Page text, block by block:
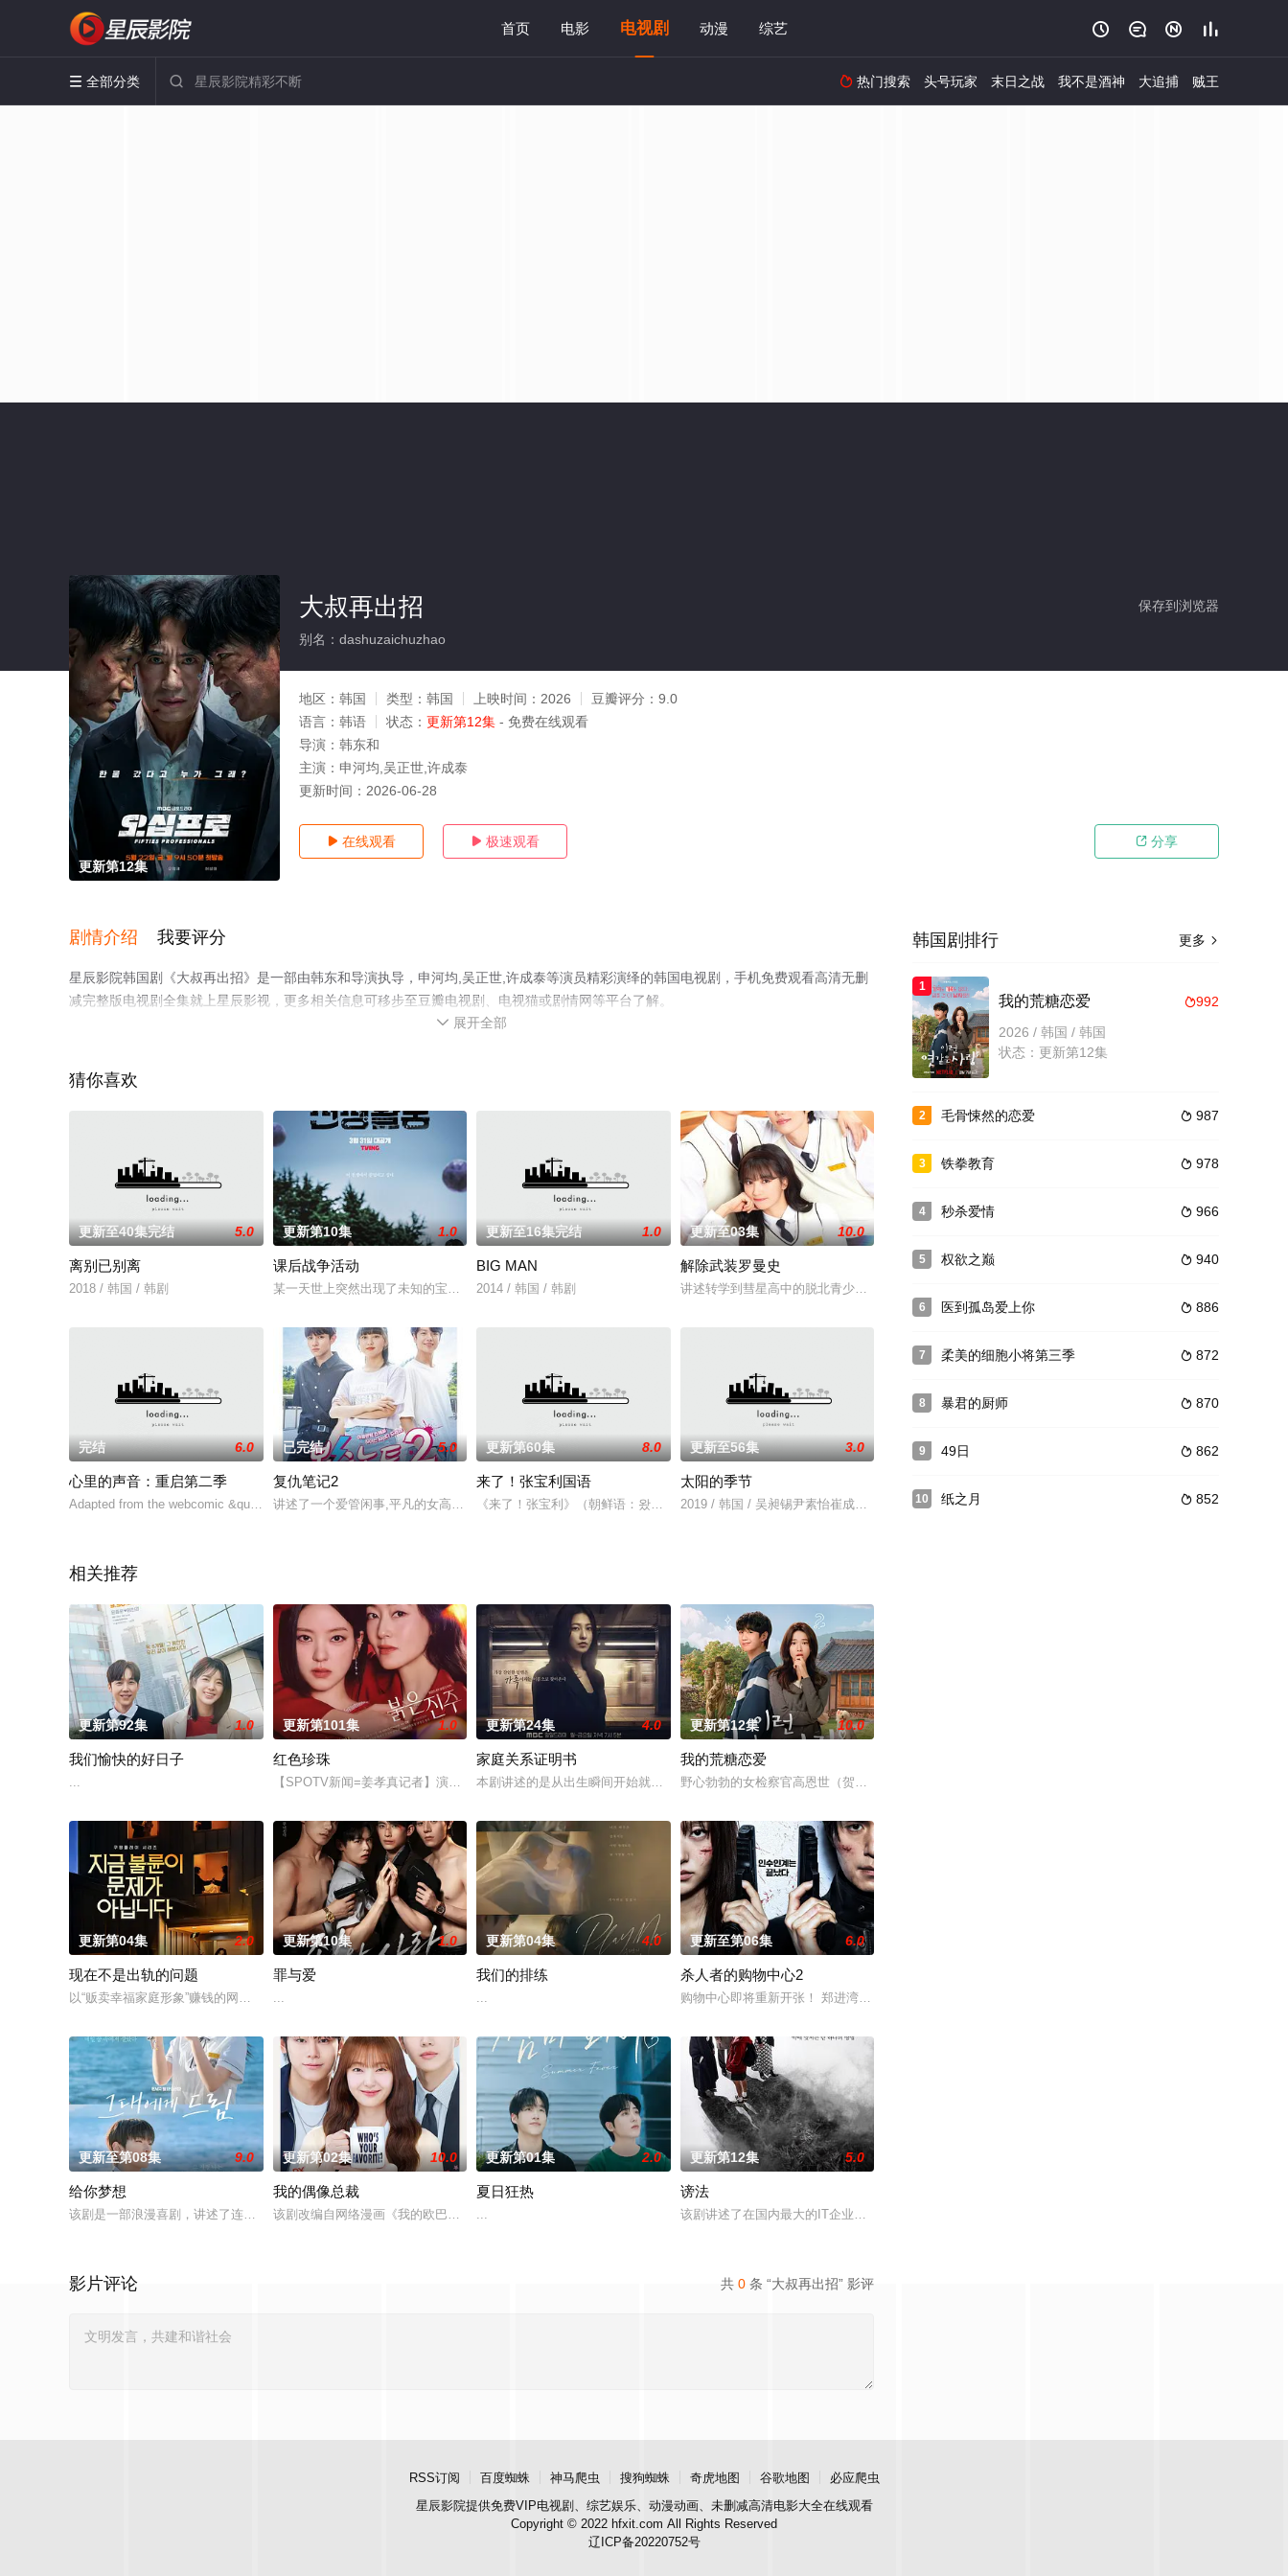
首页 电影 电视剧 动漫 综艺    
 全部分类   热门搜索 头号玩家 末日之战 我不是酒神 大追捕 贼王
更新第12集
保存到浏览器
大叔再出招
别名：dashuzaichuzhao
地区： 韩国 类型： 韩国 上映时间： 2026 豆瓣评分： 9.0
语言： 韩语 状态： 更新第12集 - 免费在线观看
导演： 韩东和
主演： 申河均,吴正世,许成泰
更新时间： 2026-06-28
 在线观看  极速观看  分享
剧情介绍 我要评分
星辰影院韩国剧《大叔再出招》是一部由韩东和导演执导，申河均,吴正世,许成泰等演员精彩演绎的韩国电视剧，手机免费观看高清无删
减完整版电视剧全集就上星辰影视，更多相关信息可移步至豆瓣电视剧、电视猫或剧情网等平台了解。
 展开全部
猜你喜欢
更新至40集完结 5.0
离别已别离
2018 / 韩国 / 韩剧
更新第10集 1.0
课后战争活动
某一天世上突然出现了未知的宝蓝色球状生命体，给人类带来了伤害，中大型的球体可以伤人，小型球体会攻击人，在危机事态
更新至16集完结 1.0
BIG MAN
2014 / 韩国 / 韩剧
更新至03集 10.0
解除武装罗曼史
讲述转学到彗星高中的脱北青少年刘赫与班长荷娜和她的青梅竹马丹相遇后展开的K-高中生活。丹喜欢唯一接
完结 6.0
心里的声音：重启第二季
Adapted from the webcomic &quot;Maeumui Sori” by Jo
已完结 5.0
复仇笔记2
讲述了一个爱管闲事,平凡的女高中生,通过某一天给自己的复仇笔记软件解决了自己冤屈的事情,明白了家人和朋友的珍贵,
更新第60集 8.0
来了！张宝利国语
《来了！张宝利》（朝鲜语：왔다!장보리）为韩国MBC自2014年4月5日起播出的周末连续剧，讲述改变身份两个女人
更新至56集 3.0
太阳的季节
2019 / 韩国 / 吴昶锡尹素怡崔成宰河诗恩
相关推荐
更新第92集 1.0
我们愉快的好日子
更新第101集 1.0
红色珍珠
【SPOTV新闻=姜孝真记者】演员朴真熙将正式展开回归活动。7日，据SPOTV新闻采访，朴真熙将出演KBS新日日
更新第24集 4.0
家庭关系证明书
本剧讲述的是从出生瞬间开始就被打上家庭崩溃烙印的一个孩子和面对冷酷的偏见和命运，重新找回自己人生的女性故事。
更新第12集 10.0
我的荒糖恋爱
野心勃勃的女检察官高恩世（贺营 饰）意外失忆，住进拳击教练张泰河（丁海寅 饰）家中，对方还自称是她
更新第04集 2.0
现在不是出轨的问题
以“贩卖幸福家庭形象”赚钱的网红夫妇，与他们正陷入泥淖般离婚诉讼的医师邻居。
更新第10集 1.0
罪与爱
...
更新第04集 4.0
我们的排练
...
更新至第06集 6.0
杀人者的购物中心2
购物中心即将重新开张！ 郑进湾（李栋旭 饰）
更新至第08集 9.0
给你梦想
该剧是一部浪漫喜剧，讲述了连一个梦想都无所畏惧的十几岁，被现实挡住而受挫的二十几岁，像变成那样的大人的三十几岁的
更新第02集 10.0
我的偶像总裁
该剧改编自网络漫画《我的欧巴是偶像》，是一部浪漫喜剧。讲述进入由前偶像兼CEO李灿领导的公司工作的南多凛，与在那
更新第01集 2.0
夏日狂热
更新第12集 5.0
谤法
该剧讲述了在国内最大的IT企业里存在着一个恶神。唯一知道真实情况的人是一名少女和一个记者。拥有强力
共 0 条 “大叔再出招” 影评
影片评论
更多 
韩国剧排行
1
992
我的荒糖恋爱
2026 / 韩国 / 韩国
状态：更新第12集
2  987
毛骨悚然的恋爱
3  978
铁拳教育
4  966
秒杀爱情
5  940
权欲之巅
6  886
医到孤岛爱上你
7  872
柔美的细胞小将第三季
8  870
暴君的厨师
9  862
49日
10  852
纸之月
RSS订阅 百度蜘蛛 神马爬虫 搜狗蜘蛛 奇虎地图 谷歌地图
必应爬虫
星辰影院提供免费VIP电视剧、综艺娱乐、动漫动画、未删减高清电影大全在线观看
Copyright © 2022 hfxit.com All Rights Reserved
辽ICP备20220752号